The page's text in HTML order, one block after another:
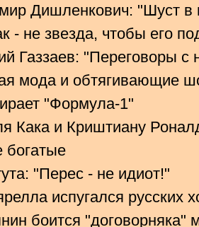
Дишленкович: "Шуст в
- не звезда, чтобы его
Газзаев: "Переговоры с
мода и обтягивающие
"Формула-1"
Кака и Криштиану
"Перес - не идиот!"
испугался русских
боится